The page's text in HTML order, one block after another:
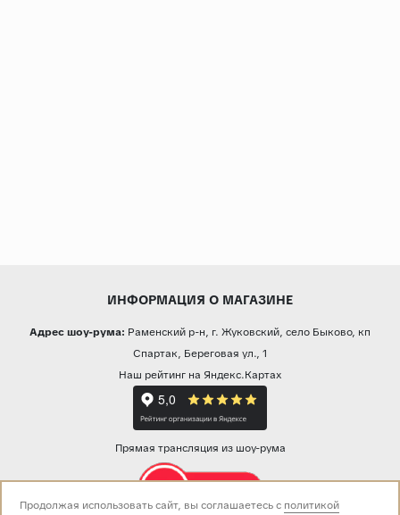
ИНФОРМАЦИЯ О МАГАЗИНЕ
Адрес шоу-рума: Раменский р-н, г. Жуковский, село Быково, кп
Спартак, Береговая ул., 1
Наш рейтинг на Яндекс.Картах
Прямая трансляция из шоу-рума
Продолжая использовать сайт, вы соглашаетесь с политикой